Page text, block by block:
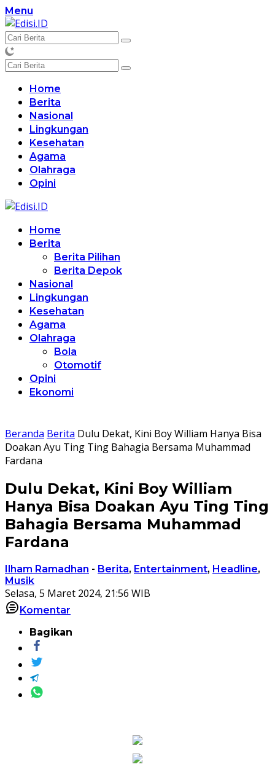
Langsung
ke
konten
Menu
Home
Berita
Nasional
Lingkungan
Kesehatan
Agama
Olahraga
Opini
Home
Berita
Berita Pilihan
Berita Depok
Nasional
Lingkungan
Kesehatan
Agama
Olahraga
Bola
Otomotif
Opini
Ekonomi
Beranda Berita Dulu Dekat, Kini Boy William Hanya Bisa
Doakan Ayu Ting Ting Bahagia Bersama Muhammad
Fardana
Dulu Dekat, Kini Boy William
Hanya Bisa Doakan Ayu Ting Ting
Bahagia Bersama Muhammad
Fardana
Ilham Ramadhan - Berita, Entertainment, Headline,
Musik
Selasa, 5 Maret 2024, 21:56 WIB
Komentar
Bagikan